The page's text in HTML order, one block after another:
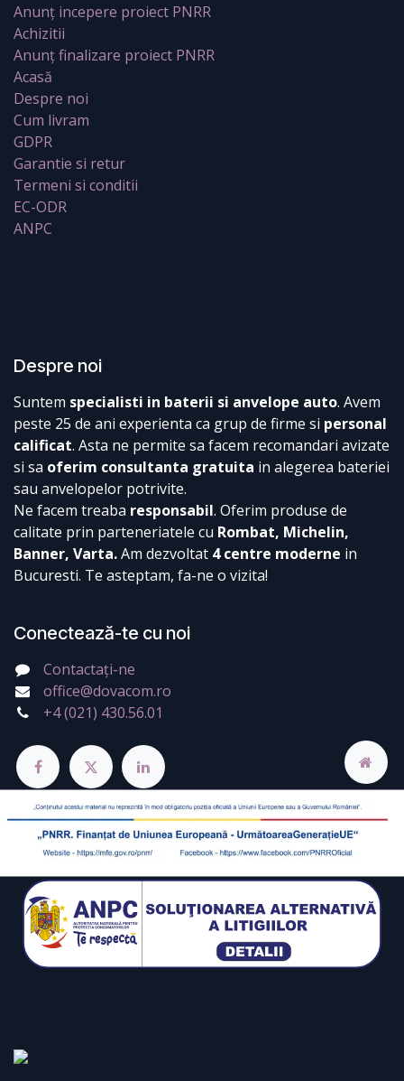
Anunț incepere proiect PNRR
Achizitii
Anunț finalizare proiect PNRR
Acasă
Despre noi
Cum livram
GDPR
Garantie si retur
Termeni si conditii
EC-ODR
ANPC
Despre noi
Suntem specialisti in baterii si anvelope auto. Avem
peste 25 de ani experienta ca grup de firme si personal
calificat. Asta ne permite sa facem recomandari avizate
si sa oferim consultanta gratuita in alegerea bateriei
sau anvelopelor potrivite.
Ne facem treaba responsabil. Oferim produse de
calitate prin parteneriatele cu Rombat, Michelin,
Banner, Varta.Am dezvoltat 4 centre moderne in
Bucuresti. Te asteptam, fa-ne o vizita!
Conectează-te cu noi
Contactați-ne
office@dovacom.ro
+4 (021) 430.56.01